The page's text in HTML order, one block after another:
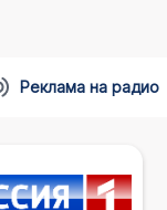
Реклама на радио